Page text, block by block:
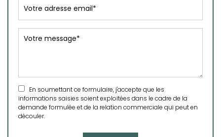
En soumettant ce formulaire, j'accepte que les
informations saisies soient exploitées dans le cadre de la
demande formulée et de la relation commerciale qui peut en
découler.